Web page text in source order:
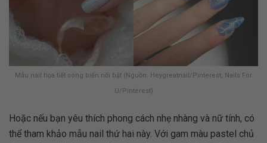
Mẫu nail họa tiết sóng biển nổi bật (Nguồn: Heygreatnail/Pinterest, Nails For
U/Pinterest)
Hoặc nếu bạn yêu thích phong cách nhẹ nhàng và nữ tính, có
thể tham khảo mẫu nail thứ hai này. Với gam màu pastel chủ